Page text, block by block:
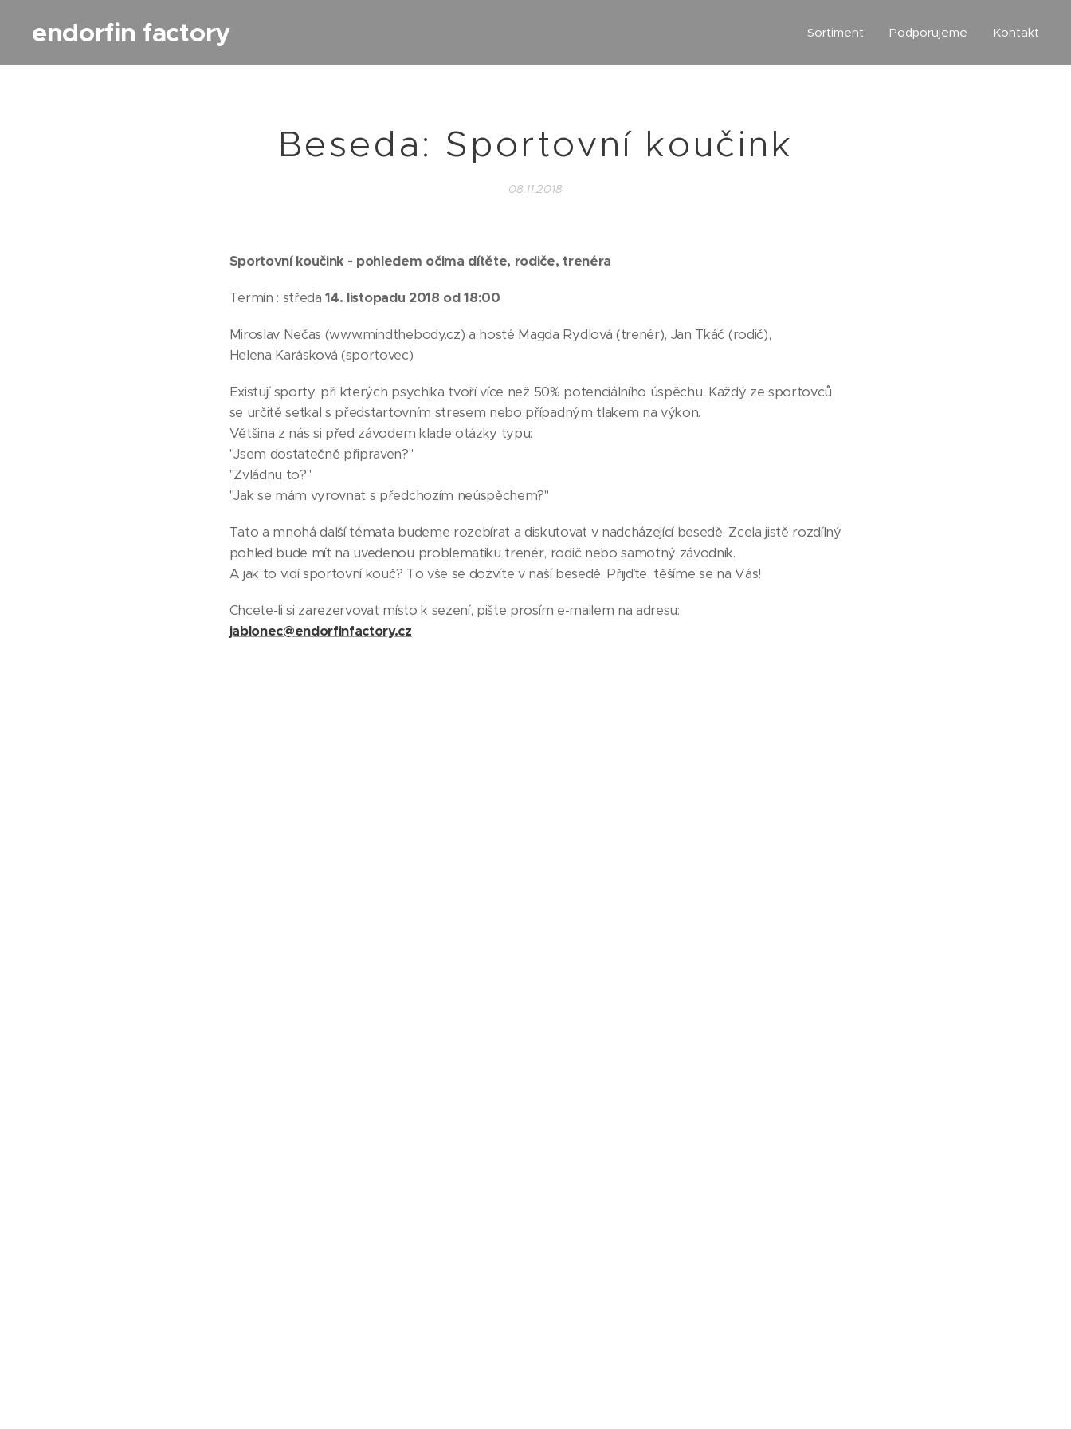
endorfin factory Sortiment Podporujeme Kontakt
Beseda: Sportovní koučink
08.11.2018
Sportovní koučink - pohledem očima dítěte, rodiče, trenéra
Termín : středa14. listopadu 2018 od 18:00
Miroslav Nečas (www.mindthebody.cz) a hosté Magda Rydlová (trenér), Jan Tkáč (rodič),
Helena Karásková (sportovec)
Existují sporty, při kterých psychika tvoří více než 50% potenciálního úspěchu. Každý ze sportovců
se určitě setkal s předstartovním stresem nebo případným tlakem na výkon.
Většina z nás si před závodem klade otázky typu:
"Jsem dostatečně připraven?"
"Zvládnu to?"
"Jak se mám vyrovnat s předchozím neúspěchem?"
Tato a mnohá další témata budeme rozebírat a diskutovat v nadcházející besedě. Zcela jistě rozdílný
pohled bude mít na uvedenou problematiku trenér, rodič nebo samotný závodník.
A jak to vidí sportovní kouč? To vše se dozvíte v naší besedě. Přijďte, těšíme se na Vás!
Chcete-li si zarezervovat místo k sezení, pište prosím e-mailem na adresu:
jablonec@endorfinfactory.cz